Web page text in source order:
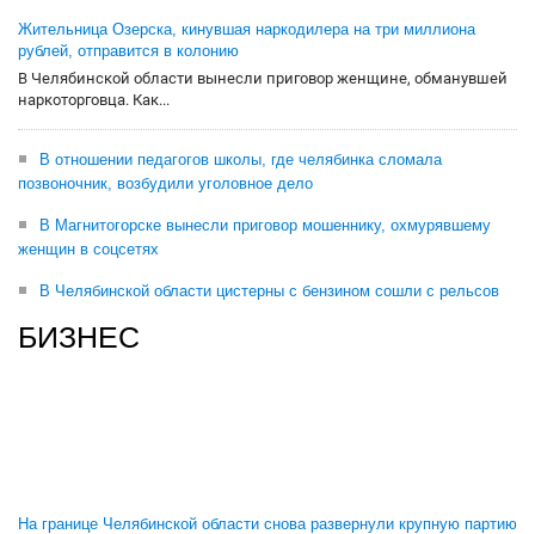
Жительница Озерска, кинувшая наркодилера на три миллиона
рублей, отправится в колонию
В Челябинской области вынесли приговор женщине, обманувшей
наркоторговца. Как...
В отношении педагогов школы, где челябинка сломала
позвоночник, возбудили уголовное дело
В Магнитогорске вынесли приговор мошеннику, охмурявшему
женщин в соцсетях
В Челябинской области цистерны с бензином сошли с рельсов
БИЗНЕС
На границе Челябинской области снова развернули крупную партию